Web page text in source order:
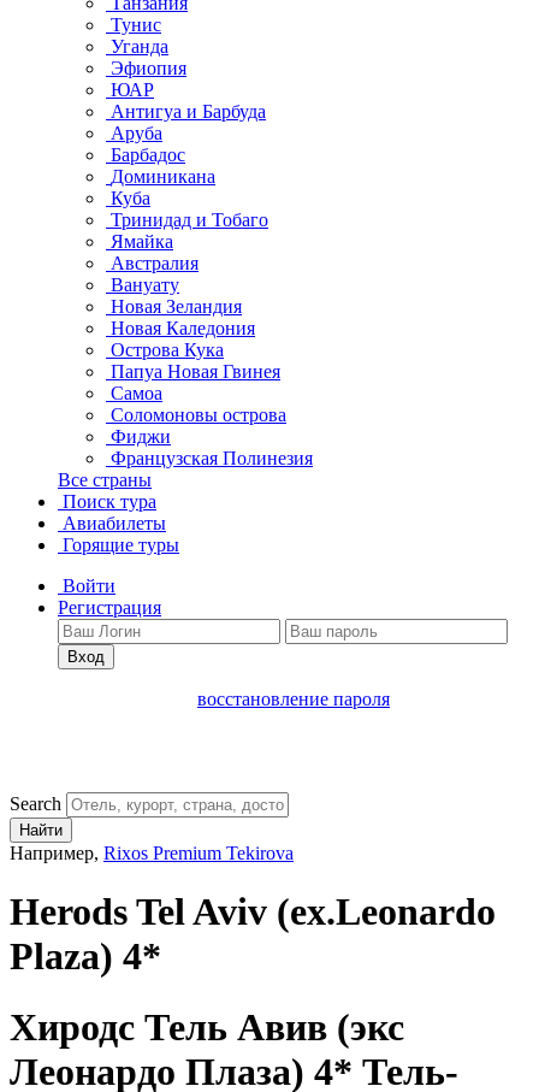
Тунис
Уганда
Эфиопия
ЮАР
Антигуа и Барбуда
Аруба
Барбадос
Доминикана
Куба
Тринидад и Тобаго
Ямайка
Австралия
Вануату
Новая Зеландия
Новая Каледония
Острова Кука
Папуа Новая Гвинея
Самоа
Соломоновы острова
Фиджи
Французская Полинезия
Все страны
Поиск тура
Авиабилеты
Горящие туры
Войти
Регистрация
Вход
восстановление пароля
Search
Найти
Например, Rixos Premium Tekirova
Herods Tel Aviv (ex.Leonardo
Plaza) 4*
Хиродс Тель Авив (экс
Леонардо Плаза) 4* Тель-